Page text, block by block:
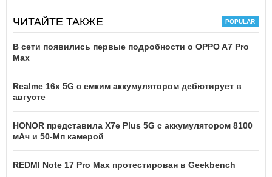
ЧИТАЙТЕ ТАКЖЕ
В сети появились первые подробности о OPPO A7 Pro
Max
Realme 16x 5G с емким аккумулятором дебютирует в
августе
HONOR представила X7e Plus 5G с аккумулятором 8100
мАч и 50-Мп камерой
REDMI Note 17 Pro Max протестирован в Geekbench